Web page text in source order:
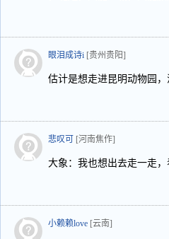
眼泪成诗i [贵州贵阳]
估计是想走进昆明动物园
悲叹可 [河南焦作]
大象：我也想出去走一走
小赖赖love [云南]